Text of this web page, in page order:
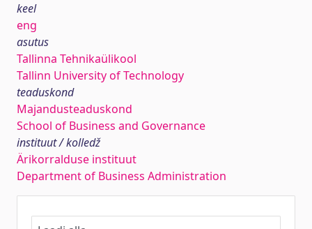
keel
eng
asutus
Tallinna Tehnikaülikool
Tallinn University of Technology
teaduskond
Majandusteaduskond
School of Business and Governance
instituut / kolledž
Ärikorralduse instituut
Department of Business Administration